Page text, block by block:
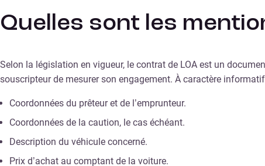
Quelles sont les
Selon la législation en vigueur, le contrat de LOA est un
souscripteur de mesurer son engagement. À caractère
Coordonnées du prêteur et de l’emprunteur.
Coordonnées de la caution, le cas échéant.
Description du véhicule concerné.
Prix d’achat au comptant de la voiture.